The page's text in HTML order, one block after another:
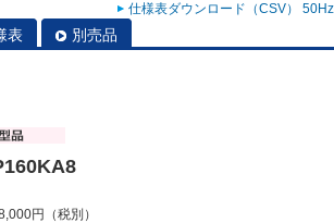
仕様表ダウンロード（CSV） 50Hz
表 別売品
円（税別）